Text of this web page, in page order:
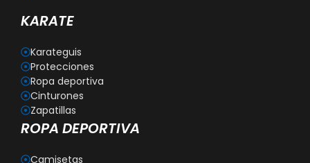
KARATE
Karateguis
Protecciones
Ropa deportiva
Cinturones
Zapatillas
ROPA DEPORTIVA
Camisetas